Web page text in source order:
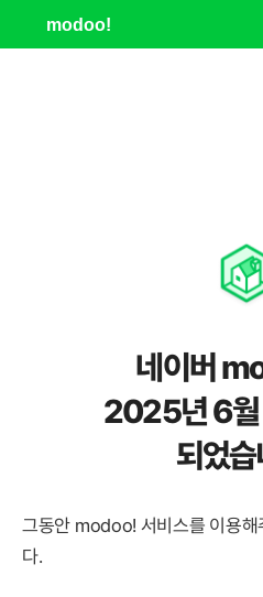
modoo!
네이버
2025년 6
되었
그동안 modoo! 서비스를 이용해
다.